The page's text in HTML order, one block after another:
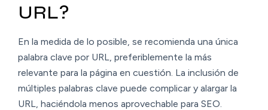
URL?
En la medida de lo posible, se recomienda una única
palabra clave por URL, preferiblemente la más
relevante para la página en cuestión. La inclusión de
múltiples palabras clave puede complicar y alargar la
URL, haciéndola menos aprovechable para SEO.